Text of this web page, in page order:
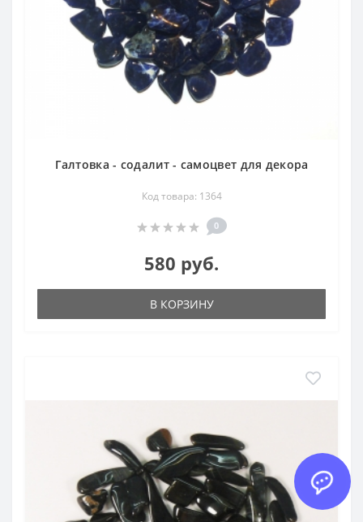
Галтовка - содалит - самоцвет для декора
Код товара: 1364
0
580 руб.
В КОРЗИНУ